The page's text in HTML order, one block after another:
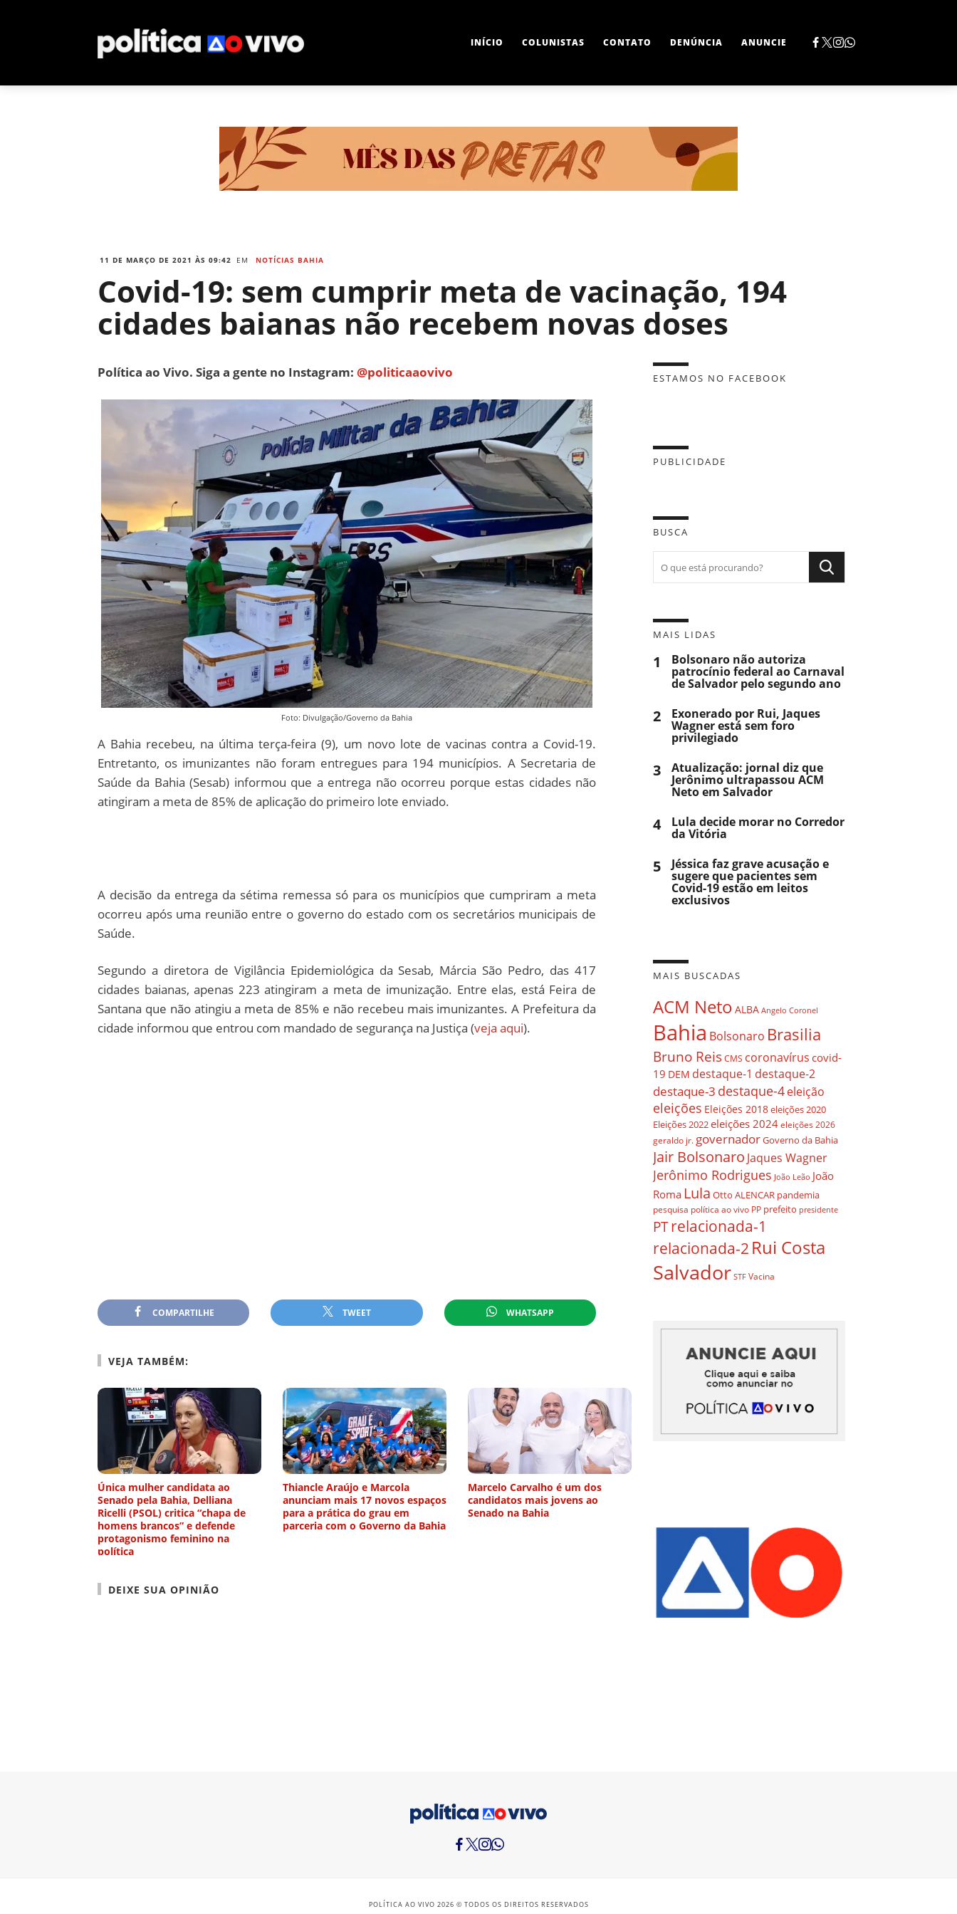
INÍCIO COLUNISTAS CONTATO DENÚNCIA ANUNCIE
11 DE MARÇO DE 2021 ÀS 09:42 EM NOTÍCIAS BAHIA
Covid-19: sem cumprir meta de vacinação, 194
cidades baianas não recebem novas doses
Política ao Vivo. Siga a gente no Instagram: @politicaaovivo
Foto: Divulgação/Governo da Bahia
A Bahia recebeu, na última terça-feira (9), um novo lote de vacinas contra a Covid-19.
Entretanto, os imunizantes não foram entregues para 194 municípios. A Secretaria de
Saúde da Bahia (Sesab) informou que a entrega não ocorreu porque estas cidades não
atingiram a meta de 85% de aplicação do primeiro lote enviado.
A decisão da entrega da sétima remessa só para os municípios que cumpriram a meta
ocorreu após uma reunião entre o governo do estado com os secretários municipais de
Saúde.
Segundo a diretora de Vigilância Epidemiológica da Sesab, Márcia São Pedro, das 417
cidades baianas, apenas 223 atingiram a meta de imunização. Entre elas, está Feira de
Santana que não atingiu a meta de 85% e não recebeu mais imunizantes. A Prefeitura da
cidade informou que entrou com mandado de segurança na Justiça (veja aqui).
COMPARTILHE TWEET WHATSAPP
VEJA TAMBÉM:
Única mulher candidata ao
Senado pela Bahia, Delliana
Ricelli (PSOL) critica “chapa de
homens brancos” e defende
protagonismo feminino na
política
Thiancle Araújo e Marcola
anunciam mais 17 novos espaços
para a prática do grau em
parceria com o Governo da Bahia
Marcelo Carvalho é um dos
candidatos mais jovens ao
Senado na Bahia
DEIXE SUA OPINIÃO
ESTAMOS NO FACEBOOK
PUBLICIDADE
BUSCA
MAIS LIDAS
1 Bolsonaro não autoriza
patrocínio federal ao Carnaval
de Salvador pelo segundo ano
2 Exonerado por Rui, Jaques
Wagner está sem foro
privilegiado
3 Atualização: jornal diz que
Jerônimo ultrapassou ACM
Neto em Salvador
4 Lula decide morar no Corredor
da Vitória
5 Jéssica faz grave acusação e
sugere que pacientes sem
Covid-19 estão em leitos
exclusivos
MAIS BUSCADAS
ACM Neto ALBA Angelo Coronel
Bahia Bolsonaro Brasilia
Bruno ReisCMS coronavírus covid-
19 DEM destaque-1 destaque-2
destaque-3 destaque-4eleição
eleições Eleições 2018eleições 2020
Eleições 2022eleições 2024 eleições 2026
geraldo jr. governadorGoverno da Bahia
Jair Bolsonaro Jaques Wagner
Jerônimo Rodrigues João Leão João
Roma Lula Otto ALENCAR pandemia
pesquisa política ao vivo PP prefeito presidente
PTrelacionada-1
relacionada-2 Rui Costa
Salvador STF Vacina
POLÍTICA AO VIVO 2026 © TODOS OS DIREITOS RESERVADOS